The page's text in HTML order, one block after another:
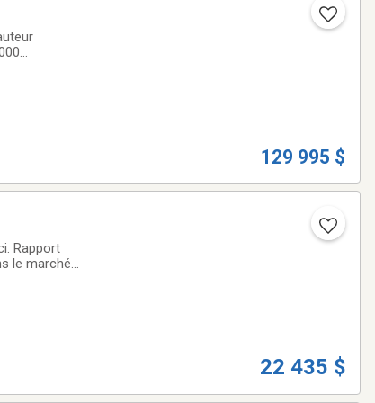
129 995 $
Rapport
le marché
22 435 $